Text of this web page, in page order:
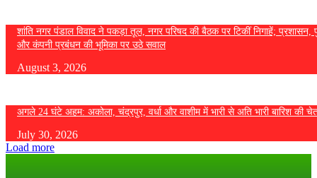
शांति नगर पंडाल विवाद ने पकड़ा तूल, नगर परिषद की बैठक पर टिकीं निगाहें; प्रशासन,
और कंपनी प्रबंधन की भूमिका पर उठे सवाल
August 3, 2026
अगले 24 घंटे अहम: अकोला, चंद्रपुर, वर्धा और वाशीम में भारी से अति भारी बारिश की
July 30, 2026
Load more